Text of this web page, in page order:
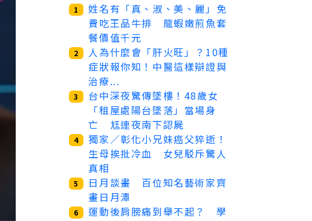
1
姓名有「真、淑、美、麗」免
費吃王品牛排 龍蝦嫩煎魚套
餐價值千元
2
人為什麼會「肝火旺」？10種
症狀報你知！中醫這樣辯證與
治療...
3
台中深夜驚傳墜樓！48歲女
「租屋處陽台墜落」當場身
亡 尪連夜南下認屍
4
獨家／彰化小兄妹癌父猝逝！
生母挨批冷血 女兒駁斥驚人
真相
5
日月談畫 百位知名藝術家齊
畫日月潭
6
運動後肩膀痛到舉不起？ 學